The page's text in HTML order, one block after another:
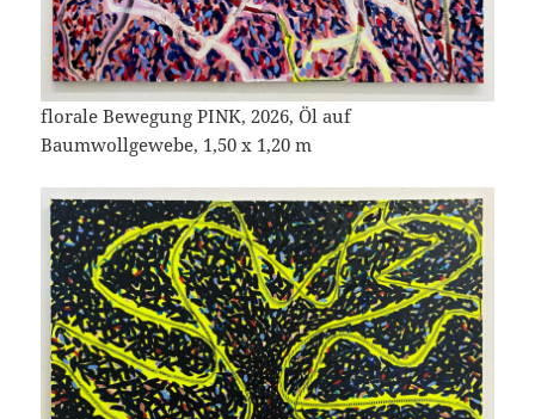
florale Bewegung PINK, 2026, Öl auf
Baumwollgewebe, 1,50 x 1,20 m